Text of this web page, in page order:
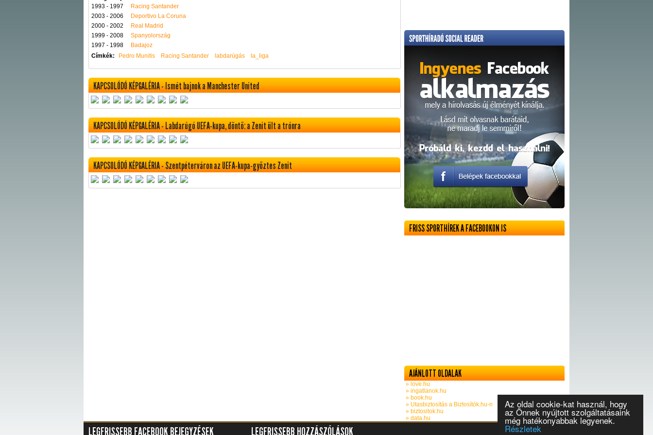
Az oldal cookie-kat használ, hogy
az Önnek nyújtott szolgáltatásaink
még hatékonyabbak legyenek.
Részletek
1993 - 1997
Racing Santander
2003 - 2006
Deportivo La Coruna
2000 - 2002
Real Madrid
1999 - 2008
Spanyolország
1997 - 1998
Badajoz
Címkék:
Pedro Munitis Racing Santander labdarúgás la_liga
KAPCSOLÓDÓ KÉPGALÉRIA - Ismét bajnok a Manchester United
KAPCSOLÓDÓ KÉPGALÉRIA - Labdarúgó UEFA-kupa, döntő: a Zenit ült a trónra
KAPCSOLÓDÓ KÉPGALÉRIA - Szentpéterváron az UEFA-kupa-győztes Zenit
FRISS SPORTHÍREK A FACEBOOKON IS
AJÁNLOTT OLDALAK
» love.hu
» ingatlanok.hu
» book.hu
» Utasbiztosítás a Biztosítók.hu-n
» biztositok.hu
» data.hu
LEGFRISSEBB FACEBOOK BEJEGYZÉSEK LEGFRISSEBB HOZZÁSZÓLÁSOK